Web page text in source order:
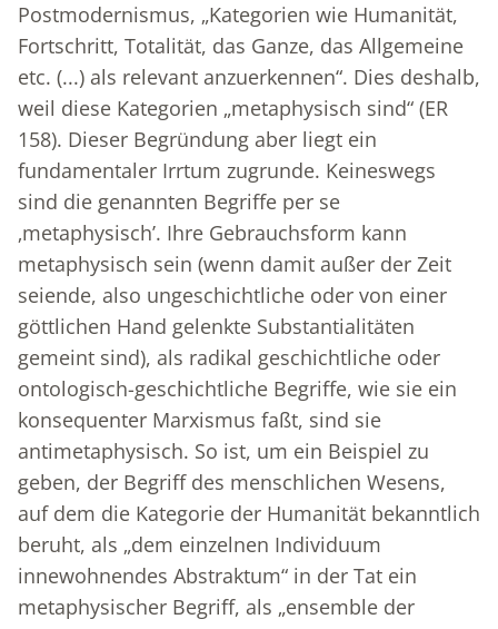
Postmodernismus, „Kategorien wie Humanität,
Fortschritt, Totalität, das Ganze, das Allgemeine
etc. (...) als relevant anzuerkennen“. Dies deshalb,
weil diese Kategorien „metaphysisch sind“ (ER
158). Dieser Begründung aber liegt ein
fundamentaler Irrtum zugrunde. Keineswegs
sind die genannten Begriffe per se
‚metaphysisch’. Ihre Gebrauchsform kann
metaphysisch sein (wenn damit außer der Zeit
seiende, also ungeschichtliche oder von einer
göttlichen Hand gelenkte Substantialitäten
gemeint sind), als radikal geschichtliche oder
ontologisch-geschichtliche Begriffe, wie sie ein
konsequenter Marxismus faßt, sind sie
antimetaphysisch. So ist, um ein Beispiel zu
geben, der Begriff des menschlichen Wesens,
auf dem die Kategorie der Humanität bekanntlich
beruht, als „dem einzelnen Individuum
innewohnendes Abstraktum“ in der Tat ein
metaphysischer Begriff, als „ensemble der